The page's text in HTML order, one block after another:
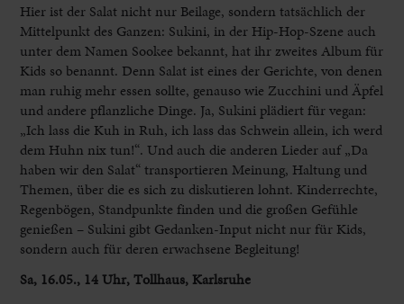
Hier ist der Salat nicht nur Beilage, sondern tatsächlich der
Mittelpunkt des Ganzen: Sukini, in der Hip-Hop-Szene auch
unter dem Namen Sookee bekannt, hat ihr zweites Album für
Kids so benannt. Denn Salat ist eines der Gerichte, von denen
man ruhig mehr essen sollte, genauso wie Zucchini und Äpfel
und andere pflanzliche Dinge. Ja, Sukini plädiert für vegan:
„Ich lass die Kuh in Ruh, ich lass das Schwein allein, ich werd
dem Huhn nix tun!“. Und auch die anderen Lieder auf „Da
haben wir den Salat“ transportieren Meinung, Haltung und
Themen, über die es sich zu diskutieren lohnt. Kinderrechte,
Regenbögen, Standpunkte finden und die großen Gefühle
genießen – Sukini gibt Gedanken-Input nicht nur für Kids,
sondern auch für deren erwachsene Begleitung!
Sa, 16.05., 14 Uhr, Tollhaus, Karlsruhe